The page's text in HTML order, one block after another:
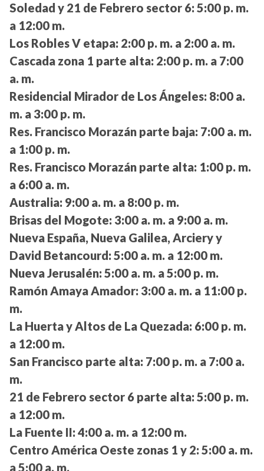
Soledad y 21 de Febrero sector 6: 5:00 p. m.
a 12:00 m.
Los Robles V etapa: 2:00 p. m. a 2:00 a. m.
Cascada zona 1 parte alta: 2:00 p. m. a 7:00
a. m.
Residencial Mirador de Los Ángeles: 8:00 a.
m. a 3:00 p. m.
Res. Francisco Morazán parte baja: 7:00 a. m.
a 1:00 p. m.
Res. Francisco Morazán parte alta: 1:00 p. m.
a 6:00 a. m.
Australia: 9:00 a. m. a 8:00 p. m.
Brisas del Mogote: 3:00 a. m. a 9:00 a. m.
Nueva España, Nueva Galilea, Arciery y
David Betancourd: 5:00 a. m. a 12:00 m.
Nueva Jerusalén: 5:00 a. m. a 5:00 p. m.
Ramón Amaya Amador: 3:00 a. m. a 11:00 p.
m.
La Huerta y Altos de La Quezada: 6:00 p. m.
a 12:00 m.
San Francisco parte alta: 7:00 p. m. a 7:00 a.
m.
21 de Febrero sector 6 parte alta: 5:00 p. m.
a 12:00 m.
La Fuente II: 4:00 a. m. a 12:00 m.
Centro América Oeste zonas 1 y 2: 5:00 a. m.
a 5:00 a. m.